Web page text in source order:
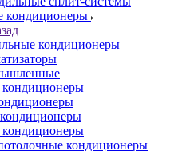
кондиционеры
кондиционеры
кондиционеры